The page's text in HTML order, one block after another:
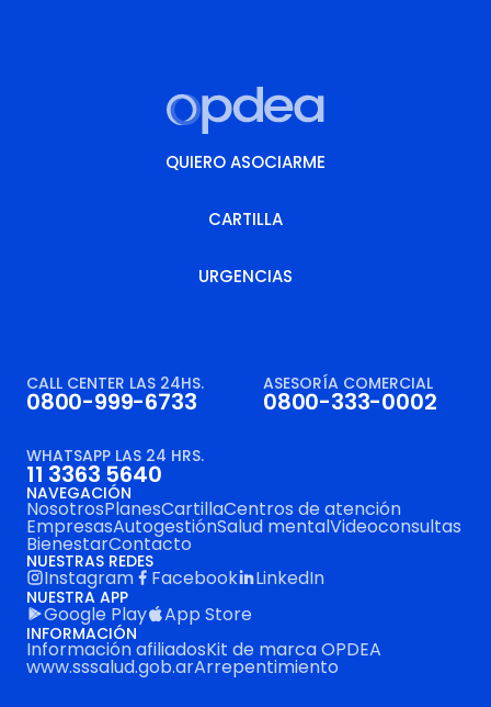
QUIERO ASOCIARME
QUIERO ASOCIARME
CARTILLA
CARTILLA
URGENCIAS
CALL CENTER LAS 24HS.
0800-999-6733
ASESORÍA COMERCIAL
0800-333-0002
WHATSAPP LAS 24 HRS.
11 3363 5640
NAVEGACIÓN
NosotrosPlanesCartillaCentros de atención
EmpresasAutogestiónSalud mentalVideoconsultas
BienestarContacto
NUESTRAS REDES
Instagram Facebook LinkedIn
NUESTRA APP
Google Play App Store
INFORMACIÓN
Información afiliadosKit de marca OPDEA
www.sssalud.gob.arArrepentimiento